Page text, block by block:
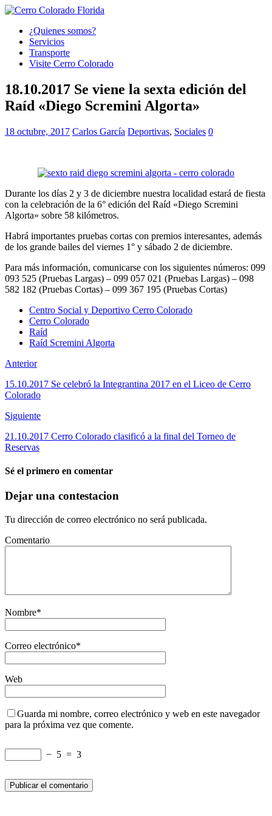
¿Quienes somos?
Servicios
Transporte
Visite Cerro Colorado
18.10.2017 Se viene la sexta edición del
Raíd «Diego Scremini Algorta»
18 octubre, 2017 Carlos García Deportivas, Sociales 0
Durante los días 2 y 3 de diciembre nuestra localidad estará de fiesta
con la celebración de la 6° edición del Raíd «Diego Scremini
Algorta» sobre 58 kilómetros.
Habrá importantes pruebas cortas con premios interesantes, además
de los grande bailes del viernes 1° y sábado 2 de diciembre.
Para más información, comunicarse con los siguientes números: 099
093 525 (Pruebas Largas) – 099 057 021 (Pruebas Largas) – 098
582 182 (Pruebas Cortas) – 099 367 195 (Pruebas Cortas)
Centro Social y Deportivo Cerro Colorado
Cerro Colorado
Raíd
Raíd Scremini Algorta
Anterior
15.10.2017 Se celebró la Integrantina 2017 en el Liceo de Cerro
Colorado
Siguiente
21.10.2017 Cerro Colorado clasificó a la final del Torneo de
Reservas
Sé el primero en comentar
Dejar una contestacion
Tu dirección de correo electrónico no será publicada.
Comentario
Nombre*
Correo electrónico*
Web
Guarda mi nombre, correo electrónico y web en este navegador
para la próxima vez que comente.
− 5 = 3